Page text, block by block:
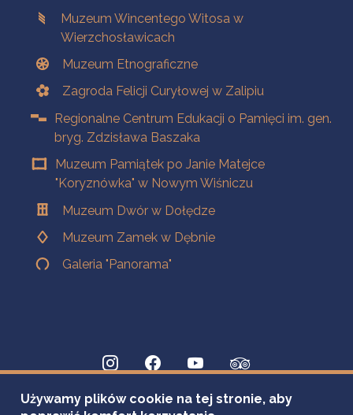
Muzeum Wincentego Witosa w
Wierzchosławicach
Muzeum Etnograficzne
Zagroda Felicji Curyłowej w Zalipiu
Regionalne Centrum Edukacji o Pamięci im. gen.
bryg. Zdzisława Baszaka
Muzeum Pamiątek po Janie Matejce
"Koryznówka" w Nowym Wiśniczu
Muzeum Dwór w Dołędze
Muzeum Zamek w Dębnie
Galeria "Panorama"
Używamy plików cookie na tej stronie, aby